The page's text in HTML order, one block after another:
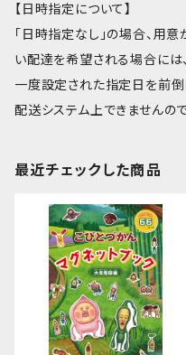
【日時指定について】
「日時指定なし」の場合、用
い配達を希望される場合には
一度設定された指定日を前倒
配送システム上できませんの
最近チェックした商品